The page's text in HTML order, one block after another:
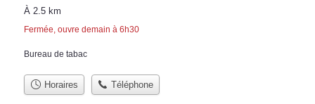
À 2.5 km
Fermée, ouvre demain à 6h30
Bureau de tabac
Horaires Téléphone